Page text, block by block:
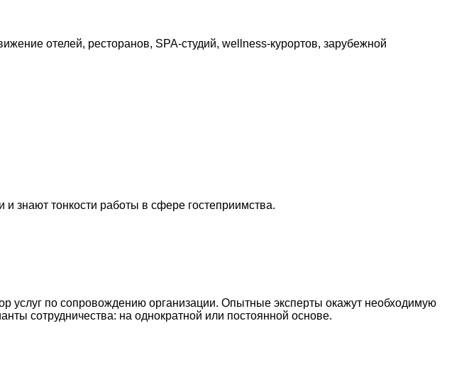
отелей, ресторанов, SPA-студий, wellness-курортов, зарубежной
знают тонкости работы в сфере гостеприимства.
услуг по сопровождению организации. Опытные эксперты окажут необходимую
сотрудничества: на однократной или постоянной основе.